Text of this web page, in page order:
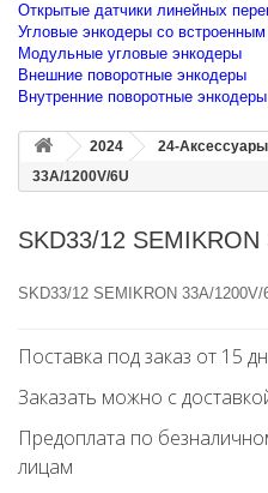
Открытые датчики линейных
Угловые энкодеры со
Модульные угловые энкодеры
Внешние поворотные энкодеры
Внутренние поворотные энкодеры
2024 24-Аксессуары
33A/1200V/6U
SKD33/12 SEMIKRON
SKD33/12 SEMIKRON 33A/1200V/
Поставка под заказ от 15
Заказать можно с
Предоплата по
лицам